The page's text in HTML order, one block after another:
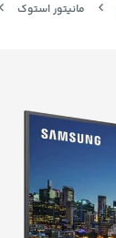
مانیتور استوک